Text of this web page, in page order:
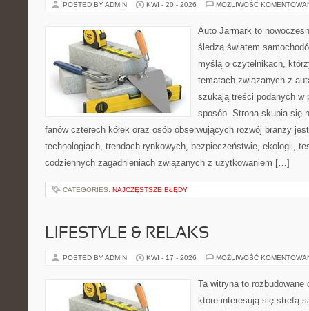
POSTED BY ADMIN KWI - 20 - 2026 MOŻLIWOŚĆ
Auto Jarmark to
śledzą światem
myślą o czytelnikach,
tematach związanych z
szukają treści podanych w
sposób. Strona skupia się
fanów czterech kółek oraz osób obserwujących rozwój branży
technologiach, trendach rynkowych, bezpieczeństwie, ekologii,
codziennych zagadnieniach związanych z użytkowaniem […]
CATEGORIES: NAJCZĘSTSZE BŁĘDY
LIFESTYLE & RELAKS
POSTED BY ADMIN KWI - 17 - 2026 MOŻLIWOŚĆ
Ta witryna to
które interesują się strefą